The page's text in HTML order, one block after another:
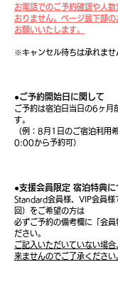
お電話でのご予約確認や人
おりません。ページ最下部
お願いいたします。
※キャンセル待ちは承れませ
●ご予約開始日に関して
ご予約は宿泊日当日の6ヶ
す。
（例：8月1日のご宿泊利
0:00から予約可）
●支援会員限定 宿泊特典に
Standard会員様、VIP会員様
回）をご希望の方は
必ずご予約の備考欄に「会
ださい。
ご記入いただいていない場
来ませんのでご了承ください